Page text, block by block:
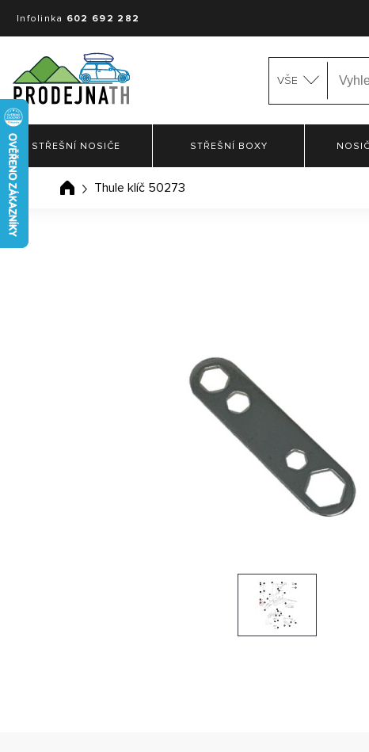
Infolinka 602 692 282
VŠE
STŘEŠNÍ NOSIČE STŘEŠNÍ BOXY
Thule klíč 50273